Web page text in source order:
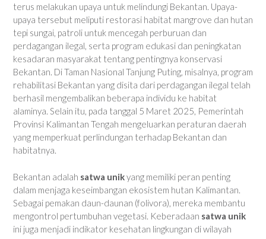
terus melakukan upaya untuk melindungi Bekantan. Upaya-
upaya tersebut meliputi restorasi habitat mangrove dan hutan
tepi sungai, patroli untuk mencegah perburuan dan
perdagangan ilegal, serta program edukasi dan peningkatan
kesadaran masyarakat tentang pentingnya konservasi
Bekantan. Di Taman Nasional Tanjung Puting, misalnya, program
rehabilitasi Bekantan yang disita dari perdagangan ilegal telah
berhasil mengembalikan beberapa individu ke habitat
alaminya. Selain itu, pada tanggal 5 Maret 2025, Pemerintah
Provinsi Kalimantan Tengah mengeluarkan peraturan daerah
yang memperkuat perlindungan terhadap Bekantan dan
habitatnya.
Bekantan adalah satwa unikyang memiliki peran penting
dalam menjaga keseimbangan ekosistem hutan Kalimantan.
Sebagai pemakan daun-daunan (folivora), mereka membantu
mengontrol pertumbuhan vegetasi. Keberadaan satwa unik
ini juga menjadi indikator kesehatan lingkungan di wilayah